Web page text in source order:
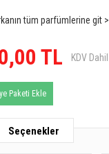
tüm parfümlerine git >
TL KDV Dahil
Paketi Ekle
Seçenekler